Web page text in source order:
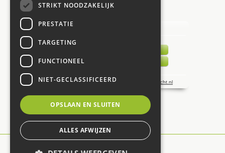
UW MENING TELT!
STRIKT NOODZAKELIJK
PRESTATIE
TARGETING
FUNCTIONEEL
NIET-GECLASSIFICEERD
OPSLAAN EN SLUITEN
ALLES AFWIJZEN